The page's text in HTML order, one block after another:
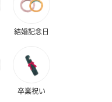
結婚記念日
卒業祝い